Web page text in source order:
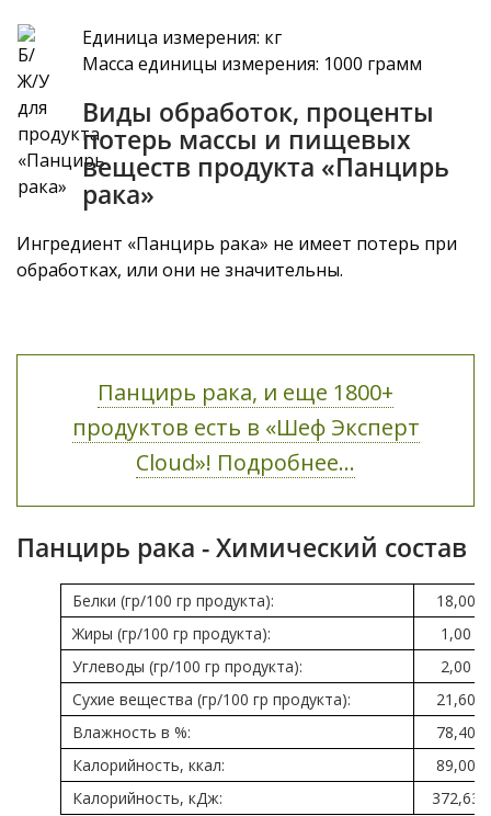
Единица измерения: кг
Масса единицы измерения: 1000 грамм
Виды обработок, проценты
потерь массы и пищевых
веществ продукта «Панцирь
рака»
Ингредиент «Панцирь рака» не имеет потерь при
обработках, или они не значительны.
Панцирь рака, и еще 1800+
продуктов есть в «Шеф Эксперт
Cloud»! Подробнее...
Панцирь рака - Химический состав
Белки (гр/100 гр продукта):
18,00
Жиры (гр/100 гр продукта):
1,00
Углеводы (гр/100 гр продукта):
2,00
Сухие вещества (гр/100 гр продукта):
21,60
Влажность в %:
78,40
Калорийность, ккал:
89,00
Калорийность, кДж:
372,63